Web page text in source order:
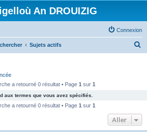
An DROUIZIG
Connexion
Sujets actifs
c
a retourné 0 résultat • Page 1 sur 1
aux termes que vous avez spécifiés.
a retourné 0 résultat • Page 1 sur 1
Aller